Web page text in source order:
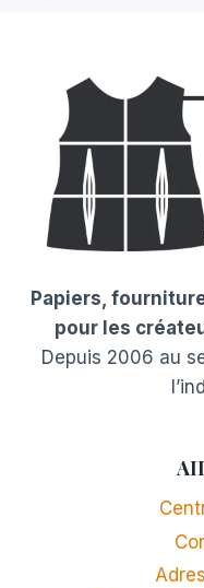
Papiers,
pour les
Depuis 2006 au